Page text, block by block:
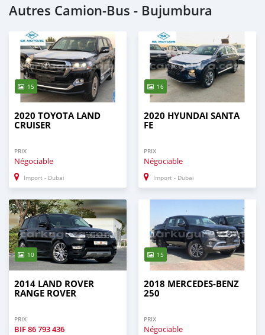
Autres Camion‒Bus - Bujumbura
15
2020 TOYOTA LAND
CRUISER
PRIX
Négociable
Import - Dubai
16
2020 HYUNDAI SANTA
FE
PRIX
Négociable
Import - Dubai
10
2014 LAND ROVER
RANGE ROVER
PRIX
BIF86 793 436
15
2018 MERCEDES-BENZ
250
PRIX
Négociable